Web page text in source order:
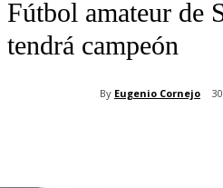
Fútbol amateur de
tendrá campeón
By Eugenio Cornejo